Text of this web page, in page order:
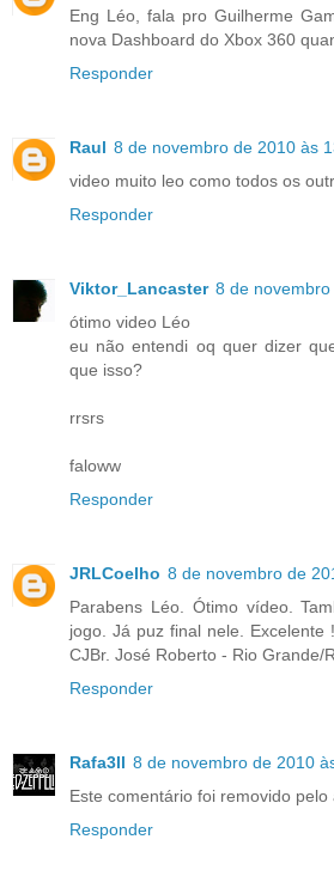
Eng Léo, fala pro Guilherme
nova Dashboard do Xbox 360
Responder
Raul 8 de novembro de 2010 às
video muito leo como todos os
Responder
Viktor_Lancaster 8 de
ótimo video Léo
eu não entendi oq quer dizer
que isso?
rrsrs
faloww
Responder
JRLCoelho 8 de novembro de
Parabens Léo. Ótimo vídeo.
jogo. Já puz final nele.
CJBr. José Roberto - Rio Grande/
Responder
Rafa3ll 8 de novembro de 2010
Este comentário foi removido pelo
Responder